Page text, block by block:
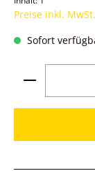
Preise inkl.
Sofort
Produkt